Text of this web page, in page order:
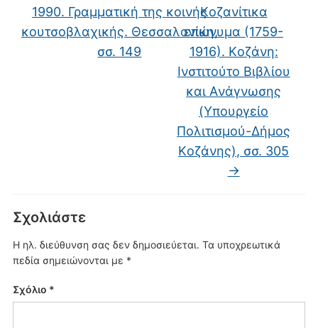
1990. Γραμματική της κοινής
κουτσοβλαχικής. Θεσσαλονίκη,
σσ. 149
Kοζανίτικα
επώνυμα (1759-
1916). Kοζάνη:
Iνστιτούτο Bιβλίου
και Aνάγνωσης
(Yπουργείο
Πολιτισμού-Δήμος
Kοζάνης), σσ. 305
→
Σχολιάστε
Η ηλ. διεύθυνση σας δεν δημοσιεύεται. Τα υποχρεωτικά
πεδία σημειώνονται με *
Σχόλιο *